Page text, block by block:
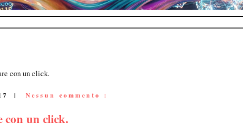
con un click.
| Nessun commento :
con un click.